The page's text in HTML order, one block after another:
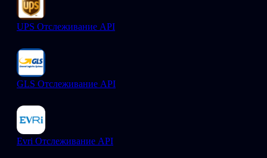
UPS Отслеживание API
GLS Отслеживание API
Evri Отслеживание API